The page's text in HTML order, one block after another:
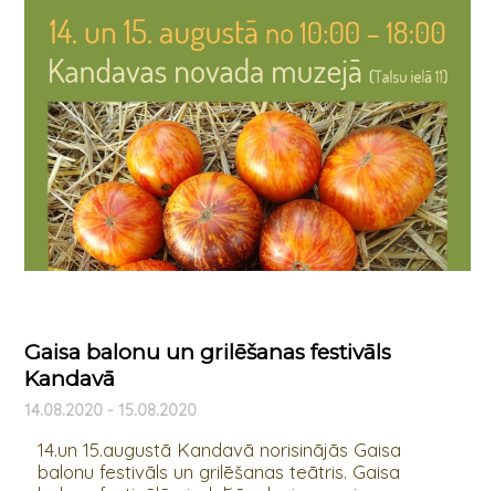
Gaisa balonu un grilēšanas festivāls
Kandavā
14.08.2020 - 15.08.2020
14.un 15.augustā Kandavā norisinājās Gaisa
balonu festivāls un grilēšanas teātris. Gaisa